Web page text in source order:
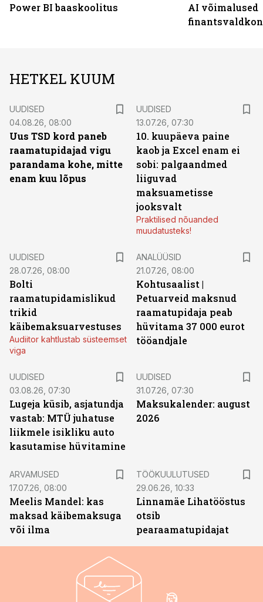
Power BI baaskoolitus
AI võimalused
HETKEL KUUM
UUDISED
04.08.26, 08:00
Uus TSD kord paneb
raamatupidajad vigu
parandama kohe, mitte
enam kuu lõpus
UUDISED
13.07.26, 07:30
10. kuupäeva paine
kaob ja Excel enam ei
sobi: palgaandmed
liiguvad
maksuametisse
jooksvalt
Praktilised nõuanded
muudatusteks!
UUDISED
28.07.26, 08:00
Bolti
raamatupidamislikud
trikid
käibemaksuarvestuses
Audiitor kahtlustab süsteemset
viga
ANALÜÜSID
21.07.26, 08:00
Kohtusaalist |
Petuarveid maksnud
raamatupidaja peab
hüvitama 37 000 eurot
tööandjale
UUDISED
03.08.26, 07:30
Lugeja küsib, asjatundja
vastab: MTÜ juhatuse
liikmele isikliku auto
kasutamise hüvitamine
UUDISED
31.07.26, 07:30
Maksukalender: august
2026
ARVAMUSED
17.07.26, 08:00
Meelis Mandel: kas
maksad käibemaksuga
või ilma
TÖÖKUULUTUSED
29.06.26, 10:33
Linnamäe Lihatööstus
otsib
pearaamatupidajat